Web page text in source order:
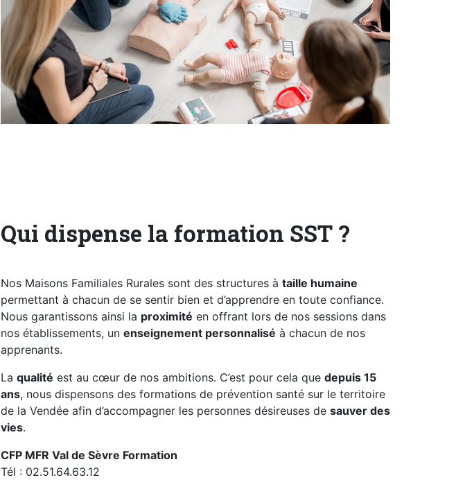
Qui dispense la formation SST ?
Nos Maisons Familiales Rurales sont des structures à taille humaine
permettant à chacun de se sentir bien et d’apprendre en toute confiance.
Nous garantissons ainsi la proximité en offrant lors de nos sessions dans
nos établissements, un enseignement personnalisé à chacun de nos
apprenants.
La qualité est au cœur de nos ambitions. C’est pour cela que depuis 15
ans, nous dispensons des formations de prévention santé sur le territoire
de la Vendée afin d’accompagner les personnes désireuses de sauver des
vies.
CFP MFR Val de Sèvre Formation
Tél : 02.51.64.63.12